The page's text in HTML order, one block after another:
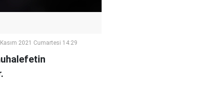
2021 Cumartesi 14:29